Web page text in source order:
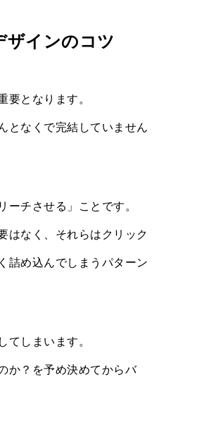
ザインのコツ
要となります。
となくで完結していません
チさせる」ことです。
はなく、それらはクリック
詰め込んでしまうパターン
てしまいます。
か？を予め決めてからバ